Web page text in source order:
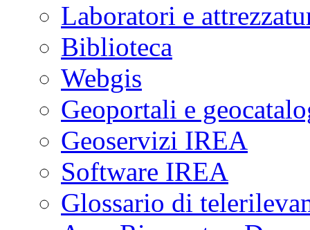
Laboratori e
Biblioteca
Webgis
Geoportali e
Geoservizi IREA
Software IREA
Glossario di